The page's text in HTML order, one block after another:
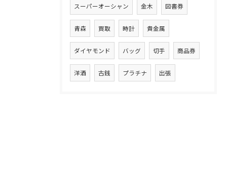
スーパーオーシャン 金木 図書券
青森 買取 時計 貴金属
ダイヤモンド バッグ 切手 商品券
洋酒 古銭 プラチナ 出張